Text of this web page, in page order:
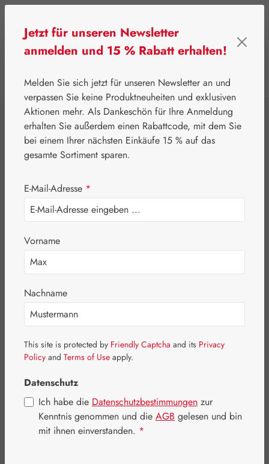
⌂ Leitner Lifecare
Blütenessenzen
Australian Bush Flowers Essences®
Slender Rice
Flower Tropfen
Bildergalerie überspringen
Jetzt für unseren Newsletter
anmelden und 15 % Rabatt erhalten!
Melden Sie sich jetzt für unseren Newsletter an und
verpassen Sie keine Produktneuheiten und exklusiven
Aktionen mehr. Als Dankeschön für Ihre Anmeldung
erhalten Sie außerdem einen Rabattcode, mit dem Sie
bei einem Ihrer nächsten Einkäufe 15 % auf das
gesamte Sortiment sparen.
E-Mail-Adresse *
Vorname
Nachname
This site is protected by Friendly Captcha and its Privacy
Policy and Terms of Use apply.
Datenschutz
Ich habe die Datenschutzbestimmungen zur
Kenntnis genommen und die AGB gelesen und bin
mit ihnen einverstanden. *